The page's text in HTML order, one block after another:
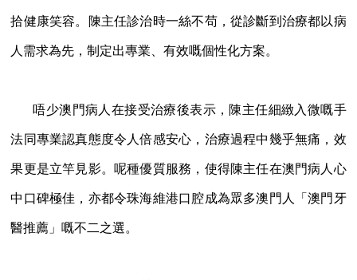
拾健康笑容。陳主任診治時一絲不苟，從診斷到治療都以病
人需求為先，制定出專業、有效嘅個性化方案。
唔少澳門病人在接受治療後表示，陳主任細緻入微嘅手
法同專業認真態度令人倍感安心，治療過程中幾乎無痛，效
果更是立竿見影。呢種優質服務，使得陳主任在澳門病人心
中口碑極佳，亦都令珠海維港口腔成為眾多澳門人「澳門牙
醫推薦」嘅不二之選。